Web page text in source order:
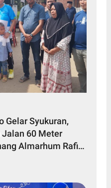
Gelar Syukuran,
Jalan 60 Meter
Almarhum Rafi